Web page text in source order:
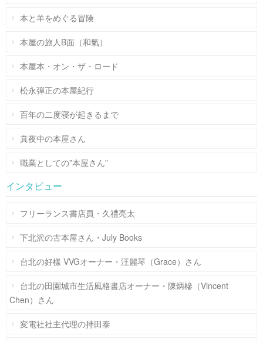
本と羊をめぐる冒険
本屋の旅人B面（和氣）
本屋本・オン・ザ・ロード
松永弾正の本屋紀行
百年の二度寝が起きるまで
真夜中の本屋さん
職業としての”本屋さん”
インタビュー
フリーランス書店員・久禮亮太
下北沢の古本屋さん・July Books
台北の好樣 VVGオーナー・汪麗琴（Grace）さん
台北の田園城市生活風格書店オーナー・陳炳槮（Vincent
Chen）さん
変電社社主代理の持田泰